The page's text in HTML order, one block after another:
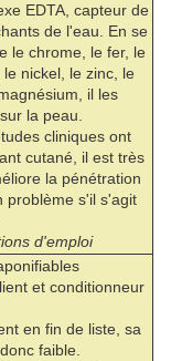
EDTA, capteur de
de l'eau. En se
le chrome, le fer, le
nickel, le zinc, le
il les
la peau.
cliniques ont
cutané, il est très
la pénétration
problème s'il s'agit
d'emploi
et conditionneur
en fin de liste, sa
faible.